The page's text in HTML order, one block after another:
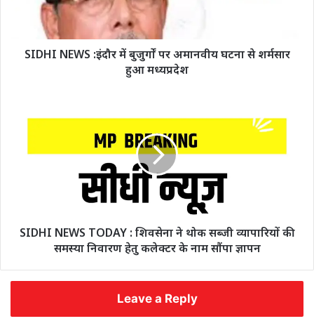
SIDHI NEWS :इंदौर में बुजुर्गों पर अमानवीय घटना से शर्मसार
हुआ मध्यप्रदेश
SIDHI NEWS TODAY : शिवसेना ने थोक सब्जी व्यापारियों की
समस्या निवारण हेतु कलेक्टर के नाम सौंपा ज्ञापन
Leave a Reply